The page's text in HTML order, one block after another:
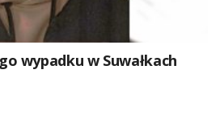
wypadku w Suwałkach